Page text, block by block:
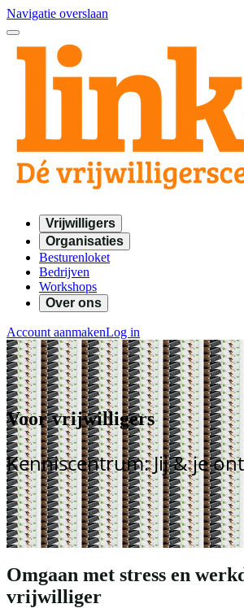
Navigatie overslaan
Vrijwilligers
Organisaties
Besturenloket
Bedrijven
Workshops
Over ons
Account aanmakenLog in
Voor vrijwilligers
Kenniscentrum: Jij & je
Omgaan met stress en
vrijwilliger